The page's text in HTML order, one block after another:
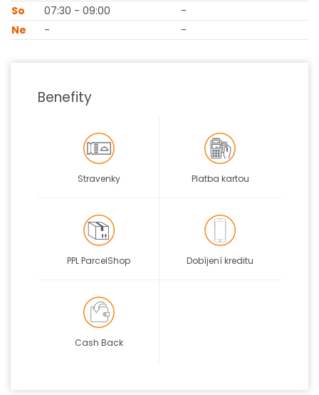
So
07:30 - 09:00
-
Ne
- -
Benefity
Stravenky Platba kartou
PPL ParcelShop Dobíjení kreditu
Cash Back